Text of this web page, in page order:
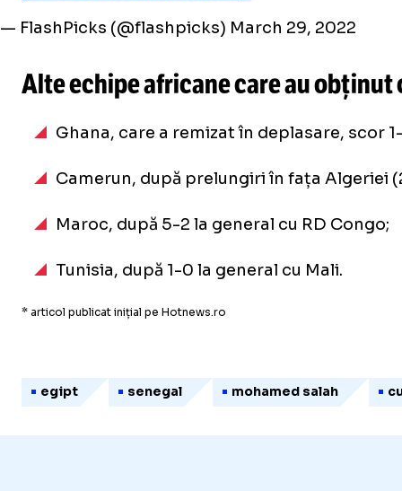
— FlashPicks (@flashpicks) March 29, 2022
Alte echipe africane care au obținut
Ghana, care a remizat în deplasare, scor
Camerun, după prelungiri în fața Algeriei
Maroc, după 5-2 la general cu RD Congo;
Tunisia, după 1-0 la general cu Mali.
* articol publicat inițial pe Hotnews.ro
egipt senegal mohamed salah